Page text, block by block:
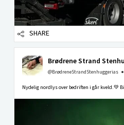
SHARE
Brødrene Strand
@BrødreneStrandStenhuggerias
Nydelig nordlys over bedriften i går kveld.💚